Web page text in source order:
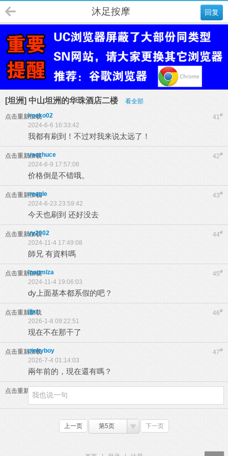
回复
沐足按摩
[坦洲] 中山坦洲的华珠酒店二楼 看全部
点击重新加载 41#
kooko02
2024-6-6 16:33:42
我都有刷到！不过对我来说太远了！
点击重新加载 42#
yaozhuce
2024-6-9 17:57:06
价格倒是不错哦。
点击重新加载 43#
eeagle
2024-6-23 23:59:42
今天也刷到 还好没去
点击重新加载 44#
yy2002
2024-11-4 17:49:08
師兄 有資料嗎
点击重新加载 45#
lpaqmlza
2024-11-4 19:06:03
dy上面基本都系假的吧？
点击重新加载 46#
jjjxt
2026-1-8 09:22:51
现在不在那干了
点击重新加载 47#
pinkyboy
2026-7-4 01:14:03
兩年前的，現在還有嗎？
点击重新加载
上一页 第5页 下一页